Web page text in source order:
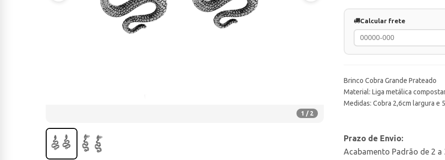
1 / 2
Calcular frete
Brinco Cobra Grande Prateado
Material: Liga metálica
Medidas: Cobra 2,6cm largura e
Prazo de Envio:
Acabamento Padrão de 2